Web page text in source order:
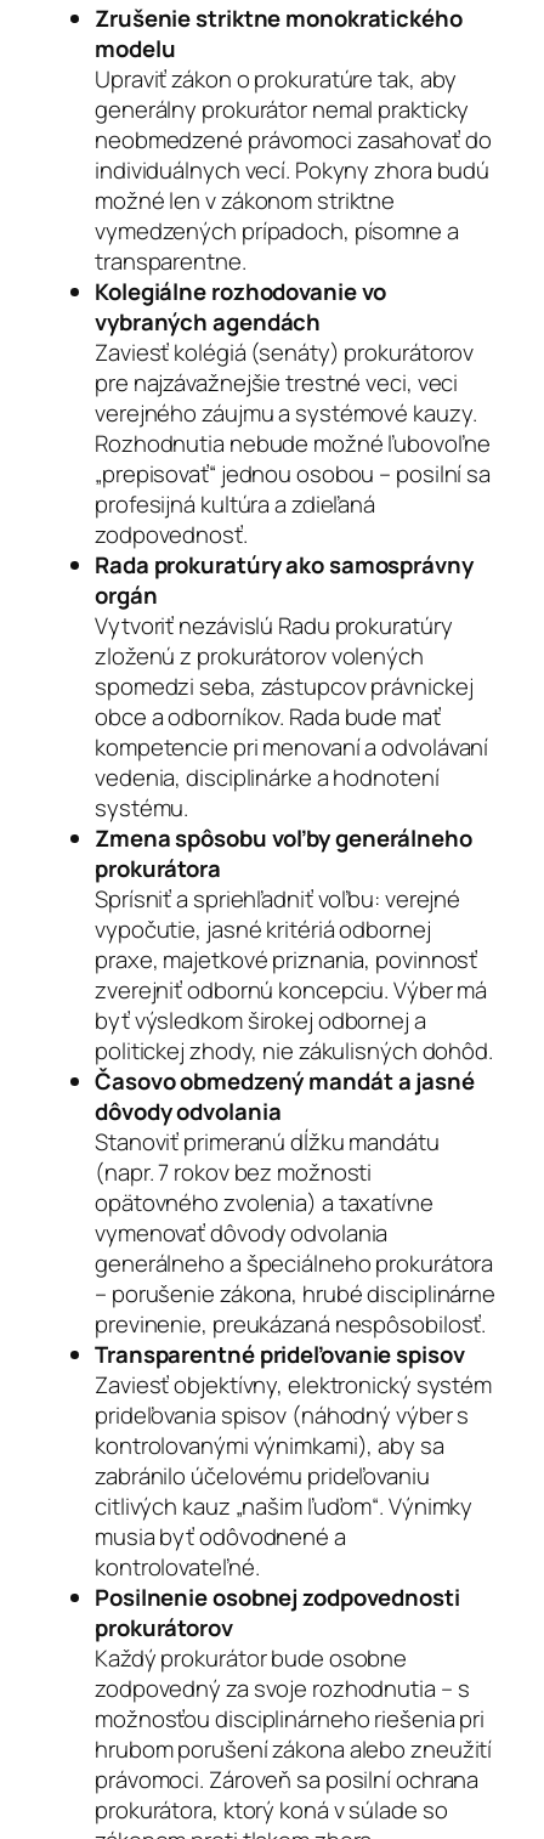
Zrušenie striktne monokratického
modelu
Upraviť zákon o prokuratúre tak, aby
generálny prokurátor nemal prakticky
neobmedzené právomoci zasahovať do
individuálnych vecí. Pokyny zhora budú
možné len v zákonom striktne
vymedzených prípadoch, písomne a
transparentne.
Kolegiálne rozhodovanie vo
vybraných agendách
Zaviesť kolégiá (senáty) prokurátorov
pre najzávažnejšie trestné veci, veci
verejného záujmu a systémové kauzy.
Rozhodnutia nebude možné ľubovoľne
„prepisovať“ jednou osobou – posilní sa
profesijná kultúra a zdieľaná
zodpovednosť.
Rada prokuratúry ako samosprávny
orgán
Vytvoriť nezávislú Radu prokuratúry
zloženú z prokurátorov volených
spomedzi seba, zástupcov právnickej
obce a odborníkov. Rada bude mať
kompetencie pri menovaní a odvolávaní
vedenia, disciplinárke a hodnotení
systému.
Zmena spôsobu voľby generálneho
prokurátora
Sprísniť a spriehľadniť voľbu: verejné
vypočutie, jasné kritériá odbornej
praxe, majetkové priznania, povinnosť
zverejniť odbornú koncepciu. Výber má
byť výsledkom širokej odbornej a
politickej zhody, nie zákulisných dohôd.
Časovo obmedzený mandát a jasné
dôvody odvolania
Stanoviť primeranú dĺžku mandátu
(napr. 7 rokov bez možnosti
opätovného zvolenia) a taxatívne
vymenovať dôvody odvolania
generálneho a špeciálneho prokurátora
– porušenie zákona, hrubé disciplinárne
previnenie, preukázaná nespôsobilosť.
Transparentné prideľovanie spisov
Zaviesť objektívny, elektronický systém
prideľovania spisov (náhodný výber s
kontrolovanými výnimkami), aby sa
zabránilo účelovému prideľovaniu
citlivých kauz „našim ľuďom“. Výnimky
musia byť odôvodnené a
kontrolovateľné.
Posilnenie osobnej zodpovednosti
prokurátorov
Každý prokurátor bude osobne
zodpovedný za svoje rozhodnutia – s
možnosťou disciplinárneho riešenia pri
hrubom porušení zákona alebo zneužití
právomoci. Zároveň sa posilní ochrana
prokurátora, ktorý koná v súlade so